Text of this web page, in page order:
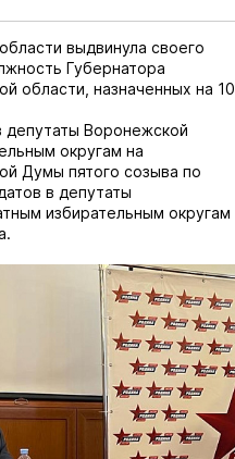
выдвинула своего
Губернатора
области, назначенных на 10
депутаты Воронежской
округам на
Думы пятого созыва по
в депутаты
избирательным округам